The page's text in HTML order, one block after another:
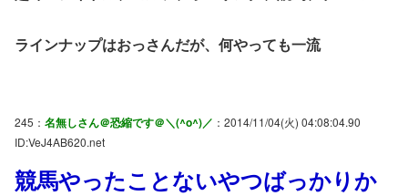
ラインナップはおっさんだが、何やっても一流
245： 名無しさん＠恐縮です＠＼(^o^)／ ：2014/11/04(火) 04:08:04.90
ID:VeJ4AB620.net
競馬やったことないやつばっかりか